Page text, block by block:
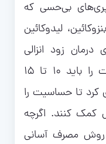
بی‌حسی که
لیدوکائین
درمان زود انزالی
استفاده می‌شوند. این محصولات را باید ۱۰ تا ۱۵
کرد تا حساسیت را
کمک کنند. اگرچه
روش مصرف آسانی